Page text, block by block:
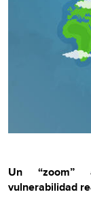
Un “zoom”
vulnerabilidad